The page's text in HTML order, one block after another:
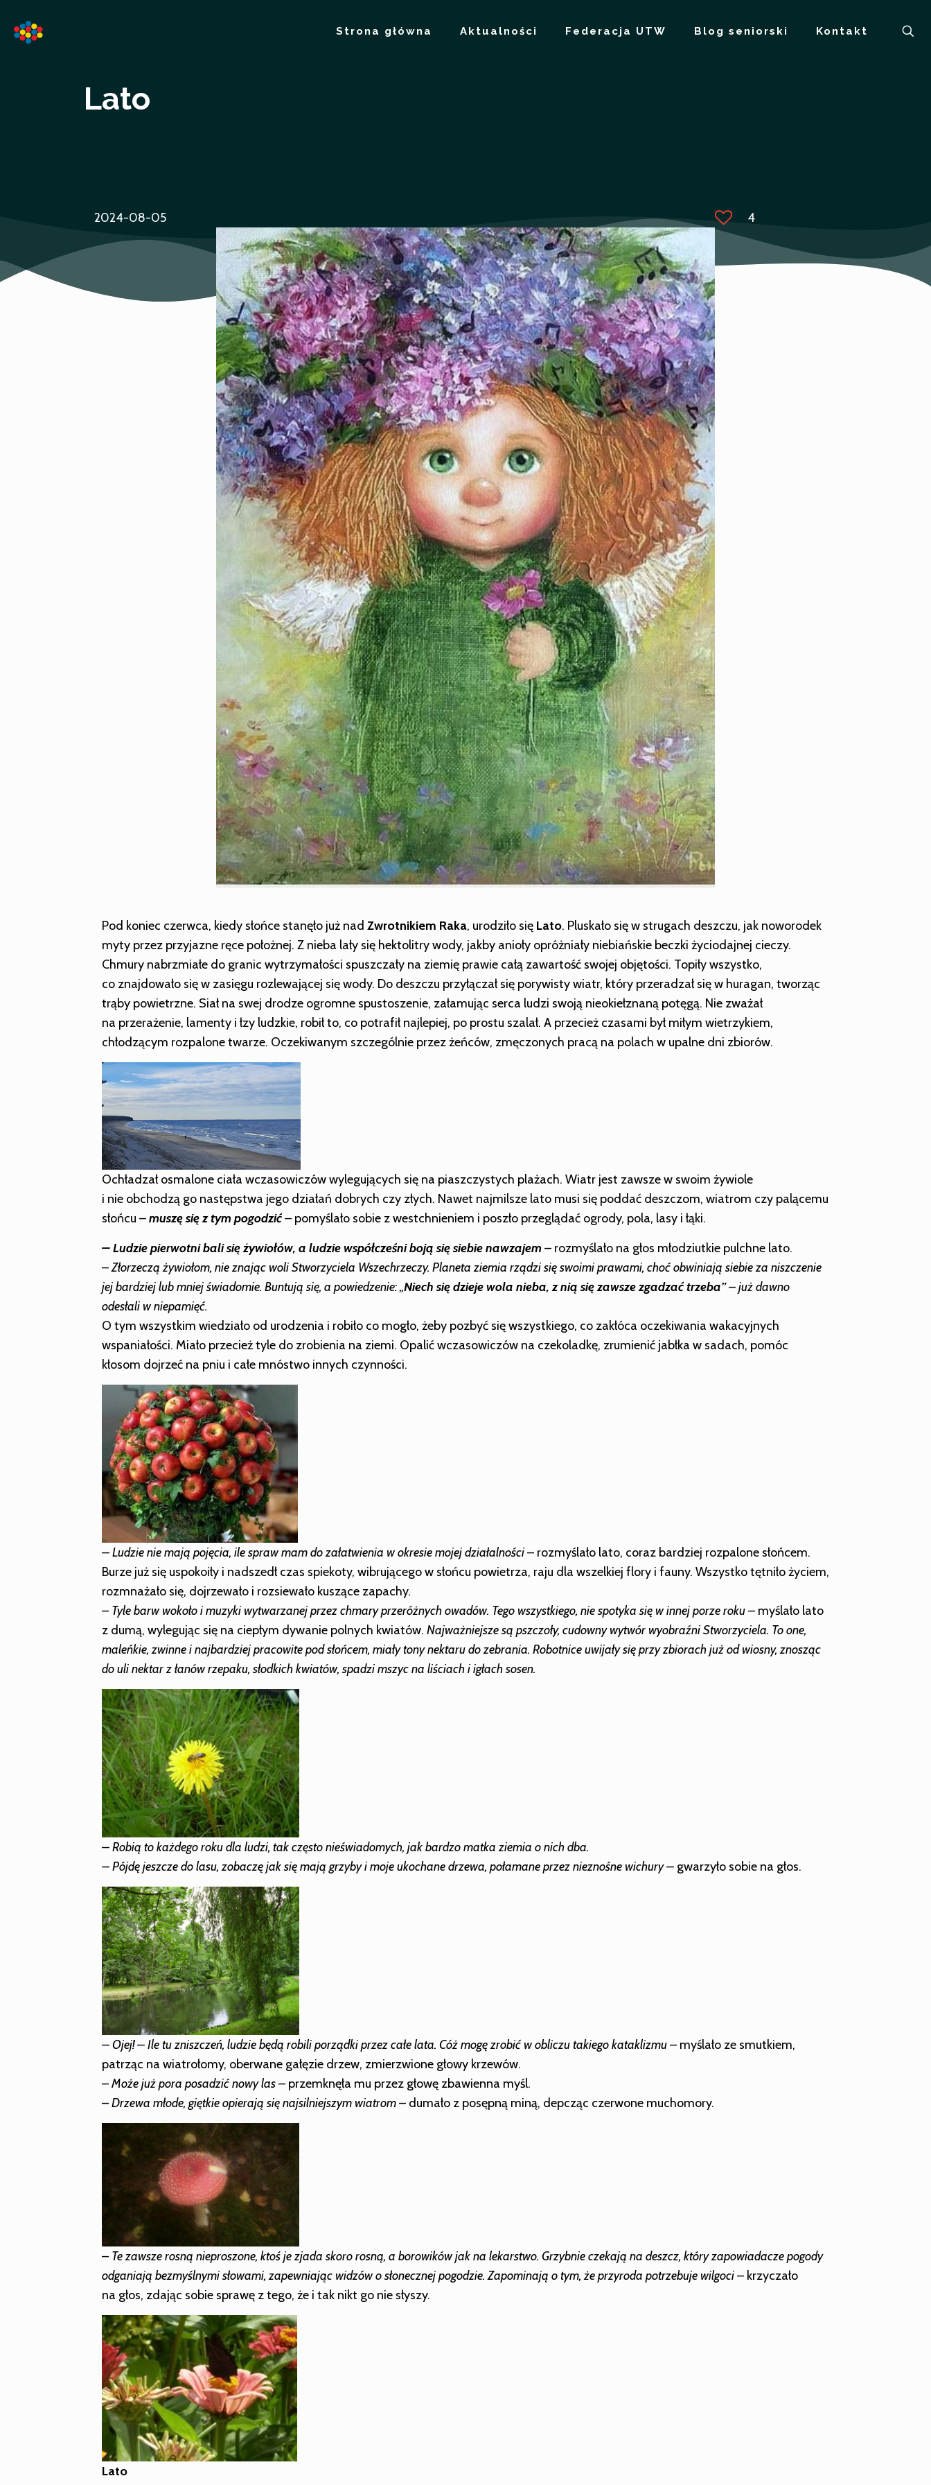
Strona główna Aktualności Federacja UTW Blog seniorski Kontakt
Lato
2024-08-05 4
Pod koniec czerwca, kiedy słońce stanęło już nad Zwrotnikiem Raka, urodziło się Lato. Pluskało się w strugach deszczu, jak noworodek
myty przez przyjazne ręce położnej. Z nieba lały się hektolitry wody, jakby anioły opróżniały niebiańskie beczki życiodajnej cieczy.
Chmury nabrzmiałe do granic wytrzymałości spuszczały na ziemię prawie całą zawartość swojej objętości. Topiły wszystko,
co znajdowało się w zasięgu rozlewającej się wody. Do deszczu przyłączał się porywisty wiatr, który przeradzał się w huragan, tworząc
trąby powietrzne. Siał na swej drodze ogromne spustoszenie, załamując serca ludzi swoją nieokiełznaną potęgą. Nie zważał
na przerażenie, lamenty i łzy ludzkie, robił to, co potrafił najlepiej, po prostu szalał. A przecież czasami był miłym wietrzykiem,
chłodzącym rozpalone twarze. Oczekiwanym szczególnie przez żeńców, zmęczonych pracą na polach w upalne dni zbiorów.
Ochładzał osmalone ciała wczasowiczów wylegujących się na piaszczystych plażach. Wiatr jest zawsze w swoim żywiole
i nie obchodzą go następstwa jego działań dobrych czy złych. Nawet najmilsze lato musi się poddać deszczom, wiatrom czy palącemu
słońcu –muszęsię z tym pogodzić– pomyślało sobie z westchnieniem i poszło przeglądać ogrody, pola, lasy i łąki.
– Ludzie pierwotni bali się żywiołów, a ludzie współcześni boją się siebie nawzajem – rozmyślało na głos młodziutkie pulchne lato.
–Złorzeczą żywiołom, nie znając woli Stworzyciela Wszechrzeczy. Planeta ziemia rządzi się swoimi prawami, choć obwiniają siebie za niszczenie
jej bardziej lub mniej świadomie. Buntują się, a powiedzenie: „Niech się dzieje wola nieba, z nią się zawsze zgadzać trzeba”–już dawno
odesłali w niepamięć.
O tym wszystkim wiedziało od urodzenia i robiło co mogło, żeby pozbyć się wszystkiego, co zakłóca oczekiwania wakacyjnych
wspaniałości. Miało przecież tyle do zrobienia na ziemi. Opalić wczasowiczów na czekoladkę, zrumienić jabłka w sadach, pomóc
kłosom dojrzeć na pniu i całe mnóstwo innych czynności.
– Ludzie nie mają pojęcia, ile spraw mam do załatwienia w okresie mojej działalności– rozmyślało lato, coraz bardziej rozpalone słońcem.
Burze już się uspokoiły i nadszedł czas spiekoty, wibrującego w słońcu powietrza, raju dla wszelkiej flory i fauny. Wszystko tętniło życiem,
rozmnażało się, dojrzewało i rozsiewało kuszące zapachy.
– Tyle barw wokoło i muzyki wytwarzanej przez chmary przeróżnych owadów. Tego wszystkiego, nie spotyka się w innej porze roku– myślało lato
z dumą, wylegując się na ciepłym dywanie polnych kwiatów. Najważniejsze są pszczoły, cudowny wytwór wyobraźni Stworzyciela. To one,
maleńkie, zwinne i najbardziej pracowite pod słońcem, miały tony nektaru do zebrania. Robotnice uwijały się przy zbiorach już od wiosny, znosząc
do uli nektar z łanów rzepaku, słodkich kwiatów, spadzi mszyc na liściach i igłach sosen.
– Robią to każdego roku dla ludzi, tak często nieświadomych, jak bardzo matka ziemia o nich dba.
– Pójdę jeszcze do lasu, zobaczę jak się mają grzyby i moje ukochane drzewa, połamane przez nieznośne wichury – gwarzyło sobie na głos.
– Ojej! – Ile tu zniszczeń, ludzie będą robili porządki przez całe lata. Cóż mogę zrobić w obliczu takiego kataklizmu– myślało ze smutkiem,
patrząc na wiatrołomy, oberwane gałęzie drzew, zmierzwione głowy krzewów.
–Może już pora posadzić nowy las– przemknęła mu przez głowę zbawienna myśl.
–Drzewa młode, giętkie opierają się najsilniejszym wiatrom– dumało z posępną miną, depcząc czerwone muchomory.
– Te zawsze rosną nieproszone, ktoś je zjada skoro rosną, a borowików jak na lekarstwo. Grzybnie czekają na deszcz, który zapowiadacze pogody
odganiają bezmyślnymi słowami, zapewniając widzów o słonecznej pogodzie. Zapominają o tym, że przyroda potrzebuje wilgoci– krzyczało
na głos, zdając sobie sprawę z tego, że i tak nikt go nie słyszy.
Lato